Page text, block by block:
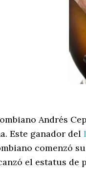
Andrés
Este ganador del
comenzó
el estatus de